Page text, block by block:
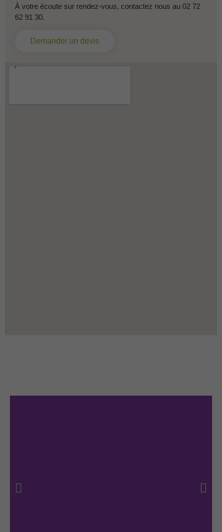
À votre écoute sur rendez-vous, contactez nous au 02 72
62 91 30.
Demander un devis